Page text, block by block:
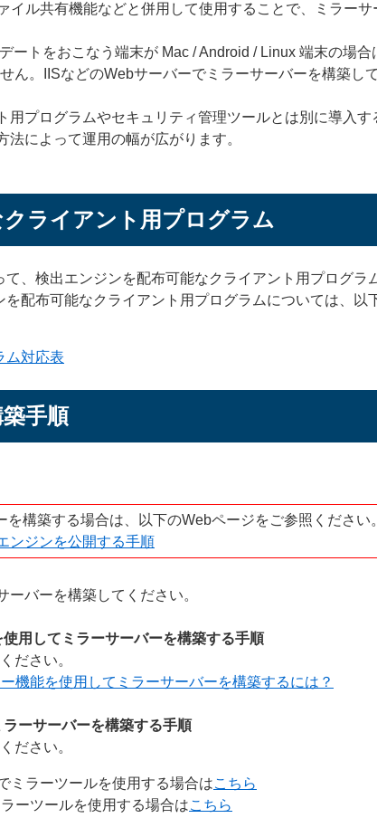
イル共有機能などと併用して使用することで、ミラーサ
ートをおこなう端末が Mac / Android / Linux 端末の場
ん。IISなどのWebサーバーでミラーサーバーを構築し
用プログラムやセキュリティ管理ツールとは別に導入
によって運用の幅が広がります。
ライアント用プログラム
、検出エンジンを配布可能なクライアント用プログラ
配布可能なクライアント用プログラムについては、以
ム対応表
手順
を構築する場合は、以下のWebページをご参照ください。
ンジンを公開する手順
ーバーを構築してください。
用してミラーサーバーを構築する手順
ださい。
機能を使用してミラーサーバーを構築するには？
ーサーバーを構築する手順
ださい。
ミラーツールを使用する場合はこちら
ーツールを使用する場合はこちら